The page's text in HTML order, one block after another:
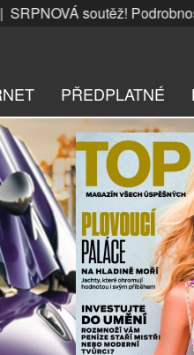
soutěž! Podrobnosti
PŘEDPLATNÉ